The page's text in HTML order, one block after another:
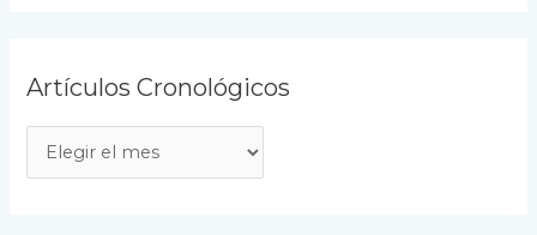
Artículos Cronológicos
r